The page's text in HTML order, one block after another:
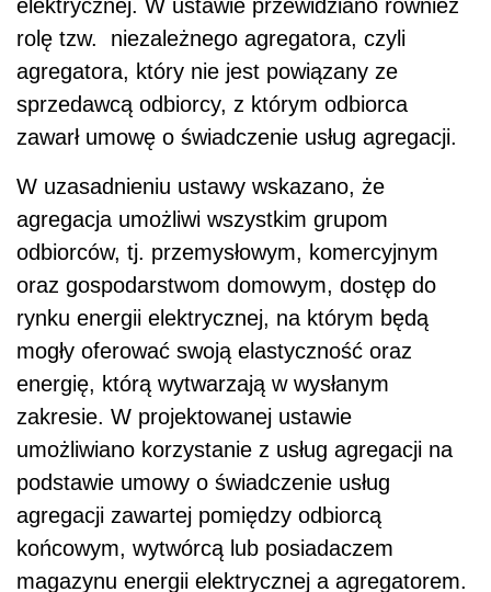
elektrycznej. W ustawie przewidziano również
rolę tzw. niezależnego agregatora, czyli
agregatora, który nie jest powiązany ze
sprzedawcą odbiorcy, z którym odbiorca
zawarł umowę o świadczenie usług agregacji.
W uzasadnieniu ustawy wskazano, że
agregacja umożliwi wszystkim grupom
odbiorców, tj. przemysłowym, komercyjnym
oraz gospodarstwom domowym, dostęp do
rynku energii elektrycznej, na którym będą
mogły oferować swoją elastyczność oraz
energię, którą wytwarzają w wysłanym
zakresie. W projektowanej ustawie
umożliwiano korzystanie z usług agregacji na
podstawie umowy o świadczenie usług
agregacji zawartej pomiędzy odbiorcą
końcowym, wytwórcą lub posiadaczem
magazynu energii elektrycznej a agregatorem.